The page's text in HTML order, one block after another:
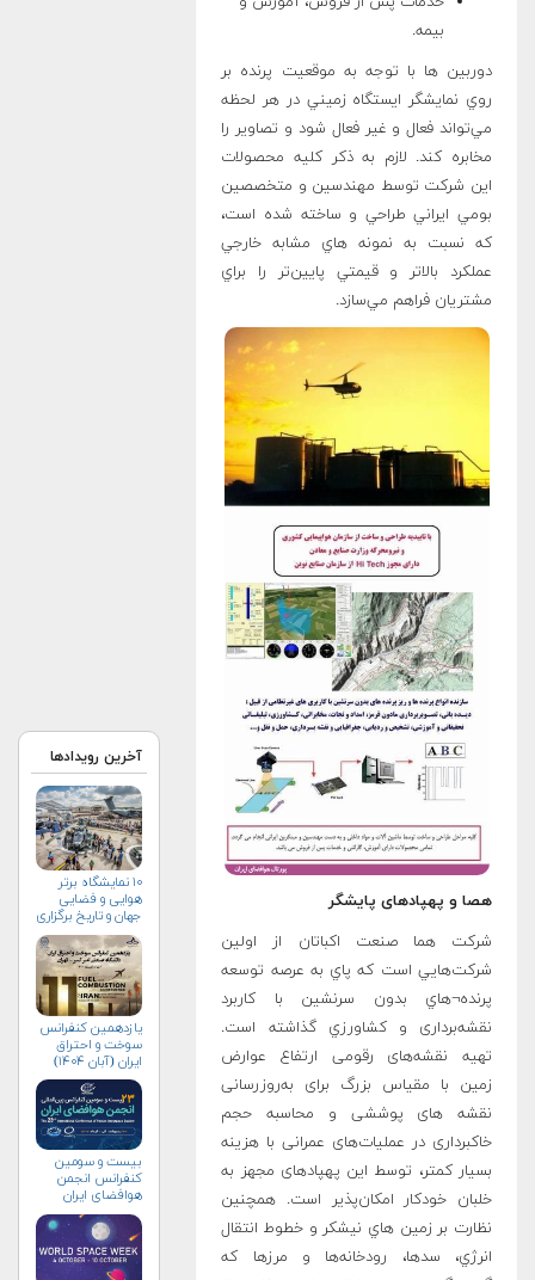
بيمه.
دوربين ها با توجه به موقعيت پرنده بر
روي نمايشگر ايستگاه زميني در هر لحظه
مي‌تواند فعال و غير فعال شود و تصاوير را
مخابره کند. لازم به ذکر کليه محصولات
اين شرکت توسط مهندسين و متخصصين
بومي ايراني طراحي و ساخته شده است،
که نسبت به نمونه هاي مشابه خارجي
عملکرد بالاتر و قيمتي پایین‌تر را براي
مشتريان فراهم مي‌سازد.
هصا و پهپادهای پايشگر
شرکت هما صنعت اکباتان از اولين
شرکت‌هايي است که پاي به عرصه توسعه
پرنده¬هاي بدون سرنشين با کاربرد
نقشه‌برداری و کشاورزي گذاشته است.
تهیه نقشه‌های رقومی ارتفاع عوارض
زمین با مقیاس بزرگ برای به‌روزرسانی
نقشه های پوششی و محاسبه حجم
خاکبرداری در عملیات‌های عمرانی با هزینه
بسیار کمتر، توسط این پهپادهای مجهز به
خلبان خودکار امکان‌پذیر است. همچنين
نظارت بر زمين هاي نيشکر و خطوط انتقال
انرژي، سدها، رودخانه‌ها و مرزها که
آخرین رویدادها
۱۰ نمایشگاه برتر
هوایی و فضایی
جهان و تاریخ برگزاری
آن‌ها
یازدهمین کنفرانس
سوخت و احتراق
ایران (آبان‌ ۱۴۰۴)
بیست و سومین
کنفرانس انجمن
هوافضای ايران